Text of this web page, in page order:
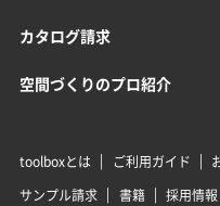
カタログ請求
空間づくりのプロ紹介
toolboxとは ご利用ガイド
サンプル請求
書籍 採用情報